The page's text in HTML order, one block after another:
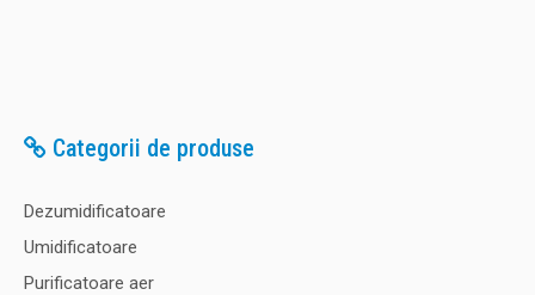
Categorii de produse
Dezumidificatoare
Umidificatoare
Purificatoare aer